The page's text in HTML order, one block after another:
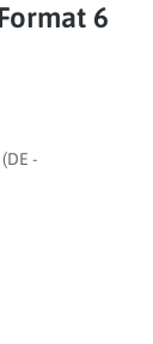
6
Sternen
(DE -